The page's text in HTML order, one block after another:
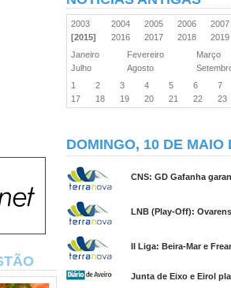
2003 2004 2005 2006
[2015]
2016 2017 2018
Janeiro
Fevereiro
Março
Julho
Agosto
1
2 3 4 5 6
7
17
18 19 20 21 22 23
DOMINGO, 10 DE MAIO
CNS: GD Gafanha
LNB (Play-Off):
II Liga: Beira-Mar e
Junta de Eixo e Eirol